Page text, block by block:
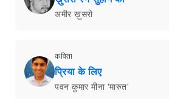
अमीर ख़ुसरो
कविता
प्रिया के लिए
पवन कुमार मीना 'मारुत'